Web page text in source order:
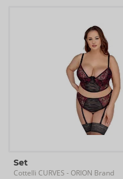
Set
Cottelli CURVES - ORION Brand